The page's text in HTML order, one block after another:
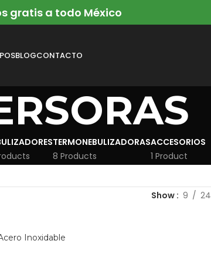
gratis a todo México
BLOGCONTACTO
TERMONEBULIZADORAS
8 Products
ACCESORIOS
1 Product
Show 9 24
Inoxidable